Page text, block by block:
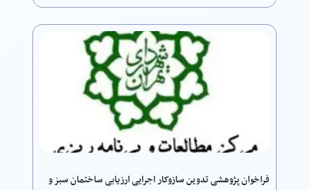
اجتماعی، اقدام به ایجاد دفتر انتقال فناوری (Technology...
فراخوان پژوهشی تدوین سازوکار اجرایی ارزیابی ساختمان سبز و